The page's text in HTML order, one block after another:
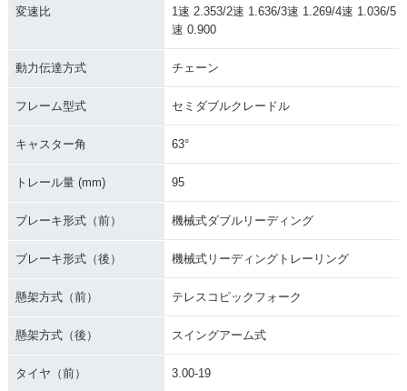
変速比
1速 2.353/2速 1.636/3速 1.269/4速 1.036/5
速 0.900
動力伝達方式 チェーン
フレーム型式 セミダブルクレードル
キャスター角 63°
トレール量 (mm) 95
ブレーキ形式（前） 機械式ダブルリーディング
ブレーキ形式（後） 機械式リーディングトレーリング
懸架方式（前） テレスコピックフォーク
懸架方式（後） スイングアーム式
タイヤ（前） 3.00-19